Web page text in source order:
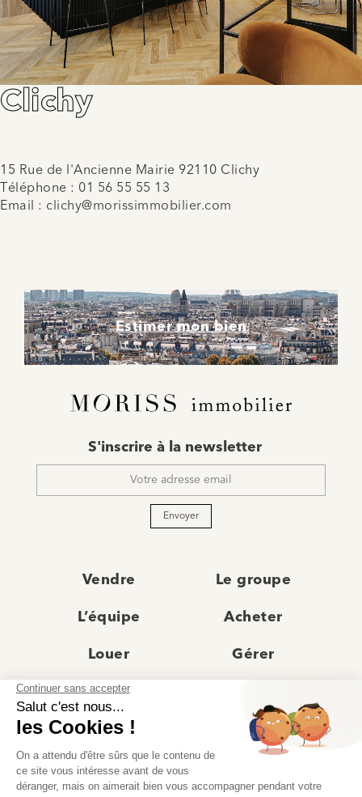
Clichy
15 Rue de l'Ancienne Mairie 92110 Clichy
Téléphone : 01 56 55 55 13
Email : clichy@morissimmobilier.com
Estimer mon bien
mail
S'inscrire à la newsletter
Envoyer
Vendre Le groupe
L’équipe Acheter
Louer Gérer
Actualités
Recrutement Avis clients
Prestige